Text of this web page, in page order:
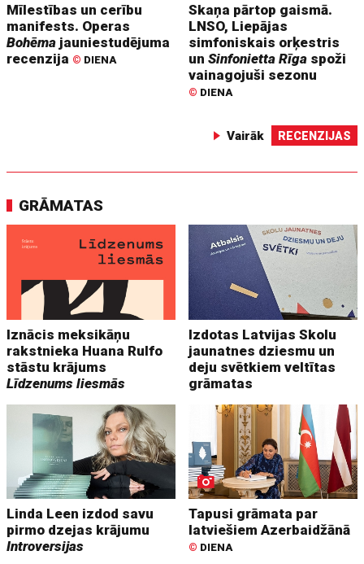
Mīlestības un cerību
manifests. Operas
Bohēma jauniestudējuma
recenzija © DIENA
Skaņa pārtop gaismā.
LNSO, Liepājas
simfoniskais orķestris
unSinfonietta Rīga spoži
vainagojuši sezonu
© DIENA
Vairāk RECENZIJAS
GRĀMATAS
Iznācis meksikāņu
rakstnieka Huana Rulfo
stāstu krājums
Līdzenums liesmās
Izdotas Latvijas Skolu
jaunatnes dziesmu un
deju svētkiem veltītas
grāmatas
Linda Leen izdod savu
pirmo dzejas krājumu
Introversijas
Tapusi grāmata par
latviešiem Azerbaidžānā
© DIENA